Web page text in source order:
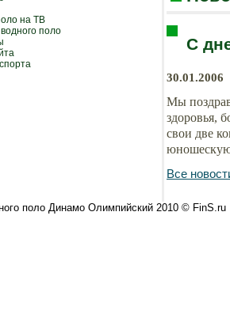
на ТВ
поло
С
30.01.2006
Мы
здоровья,
свои две
Все
поло Динамо Олимпийский 2010 © FinS.ru